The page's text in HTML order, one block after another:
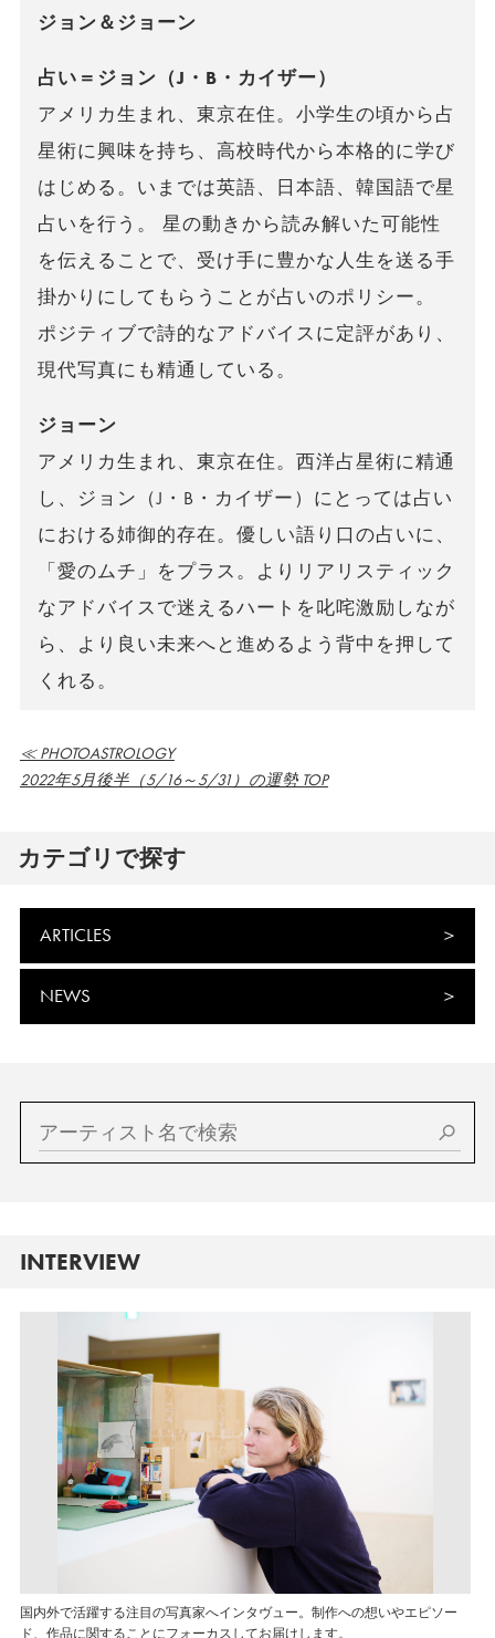
ジョン＆ジョーン
占い＝ジョン（J・B・カイザー）
アメリカ生まれ、東京在住。小学生の頃から占
星術に興味を持ち、高校時代から本格的に学び
はじめる。いまでは英語、日本語、韓国語で星
占いを行う。 星の動きから読み解いた可能性
を伝えることで、受け手に豊かな人生を送る手
掛かりにしてもらうことが占いのポリシー。
ポジティブで詩的なアドバイスに定評があり、
現代写真にも精通している。
ジョーン
アメリカ生まれ、東京在住。西洋占星術に精通
し、ジョン（J・B・カイザー）にとっては占い
における姉御的存在。優しい語り口の占いに、
「愛のムチ」をプラス。よりリアリスティック
なアドバイスで迷えるハートを叱咤激励しなが
ら、より良い未来へと進めるよう背中を押して
くれる。
≪ PHOTOASTROLOGY
2022年5月後半（5/16～5/31）の運勢 TOP
カテゴリで探す
ARTICLES
NEWS
INTERVIEW
国内外で活躍する注目の写真家へインタヴュー。制作への想いやエピソー
ド、作品に関することにフォーカスしてお届けします。